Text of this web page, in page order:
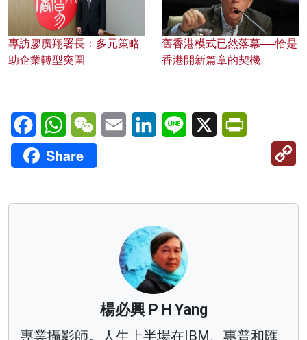
專訪廖廣翔署長：多元策略
助企業轉型突圍
舊香港模式已然落幕──恰是
香港開新篇章的契機
FacebookWhatsAppWeChatEmail LinkedInLine X
Share
楊必興 P H Yang
專業攝影師。人生上半場在IBM、惠普和匯